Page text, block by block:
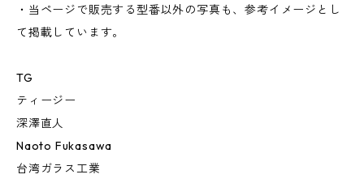
・当ページで販売する型番以外の写真も、参考イメージとし
て掲載しています。
TG
ティージー
深澤直人
Naoto Fukasawa
台湾ガラス工業